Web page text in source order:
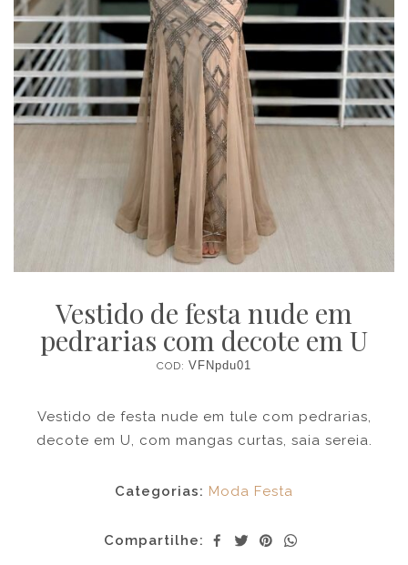
Vestido de festa nude em
pedrarias com decote em U
COD: VFNpdu01
Vestido de festa nude em tule com pedrarias,
decote em U, com mangas curtas, saia sereia.
Categorias: Moda Festa
Compartilhe: